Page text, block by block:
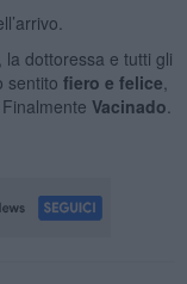
la dottoressa e tutti gli
sentito fiero e felice
Vacinado